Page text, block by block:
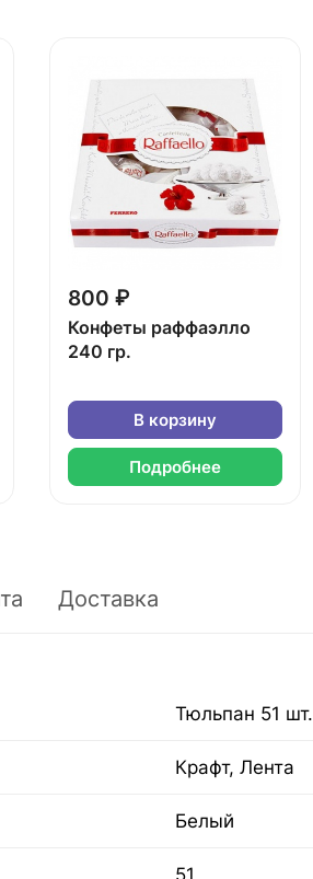
800 ₽
Конфеты раффаэлло
240 гр.
В корзину
Подробнее
Доставка
Тюльпан 51 шт.
Крафт, Лента
Белый
51